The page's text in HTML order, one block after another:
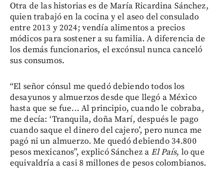
Otra de las historias es de María Ricardina Sánchez,
quien trabajó en la cocina y el aseo del consulado
entre 2013 y 2024; vendía alimentos a precios
módicos para sostener a su familia. A diferencia de
los demás funcionarios, el excónsul nunca canceló
sus consumos.
“El señor cónsul me quedó debiendo todos los
desayunos y almuerzos desde que llegó a México
hasta que se fue... Al principio, cuando le cobraba,
me decía: ‘Tranquila, doña Marí, después le pago
cuando saque el dinero del cajero’, pero nunca me
pagó ni un almuerzo. Me quedó debiendo 34.800
pesos mexicanos”, explicó Sánchez aEl País, lo que
equivaldría a casi 8 millones de pesos colombianos.